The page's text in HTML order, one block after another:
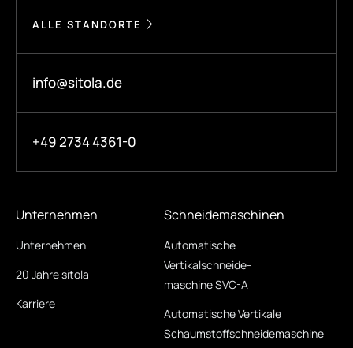
ALLE STANDORTE
info@sitola.de
+49 2734 4361-0
Unternehmen
Unternehmen
20 Jahre sitola
Karriere
Schneidemaschinen
Automatische
Vertikalschneide­
maschine SVC-A
Automatische Vertikale
Schaumstoffschneidemaschine